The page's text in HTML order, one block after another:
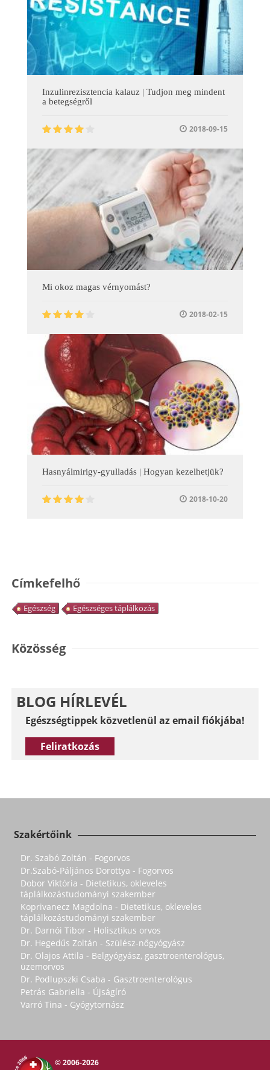
Inzulinrezisztencia kalauz | Tudjon meg mindent
a betegségről
2018-09-15
Mi okoz magas vérnyomást?
2018-02-15
Hasnyálmirigy-gyulladás | Hogyan kezelhetjük?
2018-10-20
Címkefelhő
Egészség Egészséges táplálkozás
Közösség
BLOG HÍRLEVÉL
Egészségtippek közvetlenül az email fiókjába!
Feliratkozás
Szakértőink
Dr. Szabó Zoltán - Fogorvos
Dr.Szabó-Páljános Dorottya - Fogorvos
Dobor Viktória - Dietetikus, okleveles
táplálkozástudományi szakember
Koprivanecz Magdolna - Dietetikus, okleveles
táplálkozástudományi szakember
Dr. Darnói Tibor - Holisztikus orvos
Dr. Hegedűs Zoltán - Szülész-nőgyógyász
Dr. Olajos Attila - Belgyógyász, gasztroenterológus,
üzemorvos
Dr. Podlupszki Csaba - Gasztroenterológus
Petrás Gabriella - Újságíró
Varró Tina - Gyógytornász
© 2006-2026